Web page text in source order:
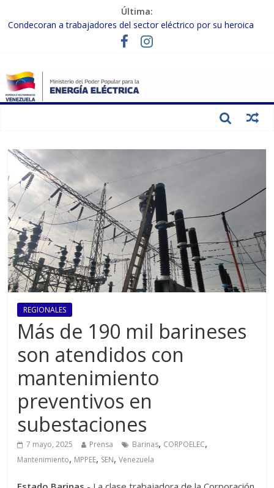
Última:
Condecoran a trabajadores del sector eléctrico por su heroica
labor tras el doble sismo del 24-J
Gobierno Nacional coordina acciones con el sector privado para
Inspeccionan trabajos de rehabilitación en instalaciones del SEN
en Carabobo
Gobierno Nacional activa plan preventivo para fortalecer el SEN
REGIONALES
Más de 190 mil barineses
son atendidos con
mantenimiento
preventivos en
subestaciones
7 mayo, 2025 Prensa Barinas, CORPOELEC,
Mantenimiento, MPPEE, SEN,Venezuela